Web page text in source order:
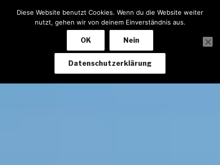
Inhalt
Diese Website benutzt Cookies. Wenn du die Website weiter
nutzt, gehen wir von deinem Einverständnis aus.
OK Nein
Datenschutzerklärung